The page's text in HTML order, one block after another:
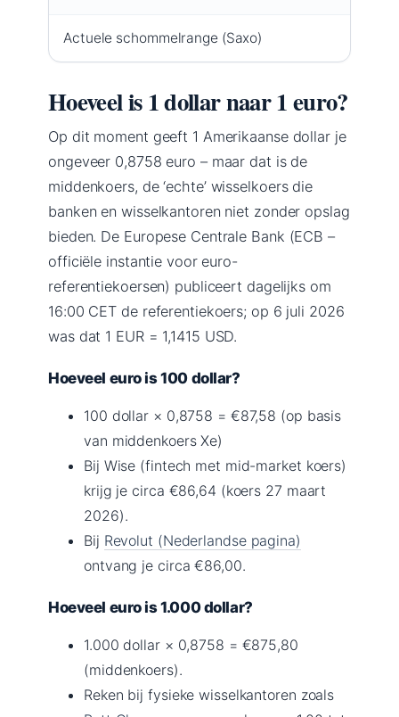
Actuele schommelrange (Saxo)
Hoeveel is 1 dollar naar 1 euro?
Op dit moment geeft 1 Amerikaanse dollar je
ongeveer 0,8758 euro – maar dat is de
middenkoers, de ‘echte’ wisselkoers die
banken en wisselkantoren niet zonder opslag
bieden. De Europese Centrale Bank (ECB –
officiële instantie voor euro-
referentiekoersen) publiceert dagelijks om
16:00 CET de referentiekoers; op 6 juli 2026
was dat 1 EUR = 1,1415 USD.
Hoeveel euro is 100 dollar?
100 dollar × 0,8758 = €87,58 (op basis
van middenkoers Xe)
Bij Wise (fintech met mid-market koers)
krijg je circa €86,64 (koers 27 maart
2026).
Bij Revolut (Nederlandse pagina)
ontvang je circa €86,00.
Hoeveel euro is 1.000 dollar?
1.000 dollar × 0,8758 = €875,80
(middenkoers).
Reken bij fysieke wisselkantoren zoals